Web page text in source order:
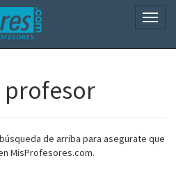
profesor
de arriba para asegurate que
MisProfesores.com.